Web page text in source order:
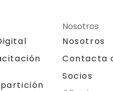
Nosotros
Nosotros
Contacta
Socios